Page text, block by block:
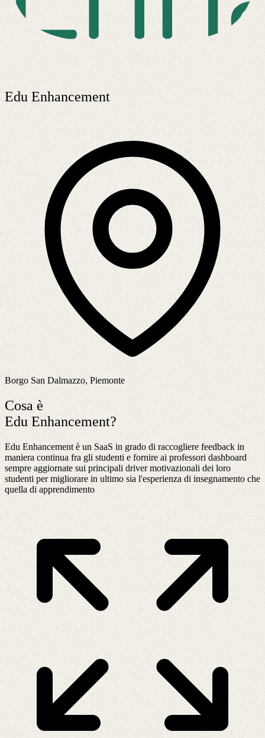
Edu Enhancement
Borgo San Dalmazzo, Piemonte
Cosa è
Edu Enhancement?
Edu Enhancement è un SaaS in grado di raccogliere feedback in
maniera continua fra gli studenti e fornire ai professori dashboard
sempre aggiornate sui principali driver motivazionali dei loro
studenti per migliorare in ultimo sia l'esperienza di insegnamento che
quella di apprendimento